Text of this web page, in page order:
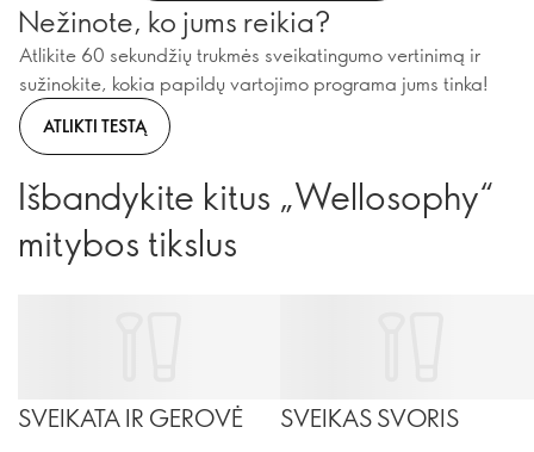
Nežinote, ko jums reikia?
Atlikite 60 sekundžių trukmės sveikatingumo vertinimą ir
sužinokite, kokia papildų vartojimo programa jums tinka!
ATLIKTI TESTĄ
Išbandykite kitus „Wellosophy“
mitybos tikslus
SVEIKATA IR GEROVĖ SVEIKAS SVORIS